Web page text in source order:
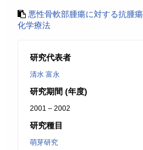
悪性骨軟部腫瘍に対する抗腫
化学療法
研究代表者
清水 富永
研究期間 (年度)
2001 – 2002
研究種目
萌芽研究